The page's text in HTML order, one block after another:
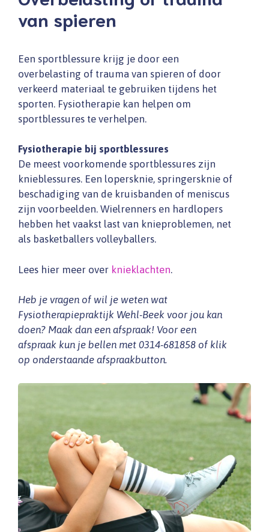
van spieren
Een sportblessure krijg je door een
overbelasting of trauma van spieren of door
verkeerd materiaal te gebruiken tijdens het
sporten. Fysiotherapie kan helpen om
sportblessures te verhelpen.
Fysiotherapie bij sportblessures
De meest voorkomende sportblessures zijn
knieblessures. Een lopersknie, springersknie of
beschadiging van de kruisbanden of meniscus
zijn voorbeelden. Wielrenners en hardlopers
hebben het vaakst last van knieproblemen, net
als basketballers volleyballers.
Lees hier meer over knieklachten.
Heb je vragen of wil je weten wat
Fysiotherapiepraktijk Wehl-Beek voor jou kan
doen? Maak dan een afspraak! Voor een
afspraak kun je bellen met 0314-681858 of klik
op onderstaande afspraakbutton.